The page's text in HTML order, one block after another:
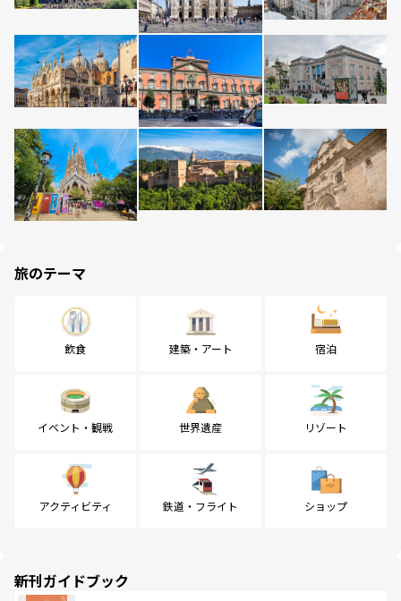
旅のテーマ
飲食 建築・アート 宿泊
イベント・観戦 世界遺産 リゾート
アクティビティ 鉄道・フライト ショップ
新刊ガイドブック